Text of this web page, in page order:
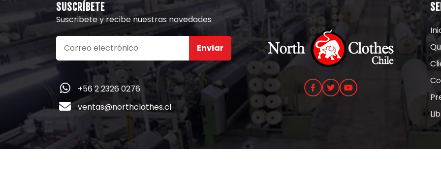
SUSCRÍBETE
Suscribete y recibe nuestras novedades
Enviar
+56 2 2326 0276
ventas@northclothes.cl